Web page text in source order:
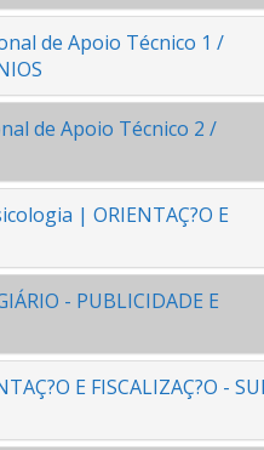
de Apoio Técnico 1 /
de Apoio Técnico 2 /
| ORIENTAÇ?O E
- PUBLICIDADE E
E FISCALIZAÇ?O -